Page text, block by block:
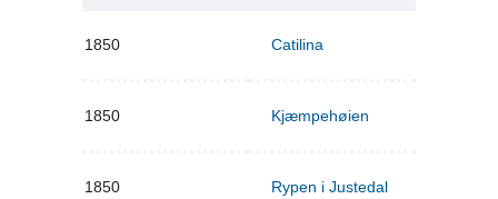
1850 Catilina
1850 Kjæmpehøien
1850 Rypen i Justedal